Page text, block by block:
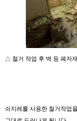
△ 철거 작업 후 벽 등 폐자재
쇠지레를 사용한 철거작업